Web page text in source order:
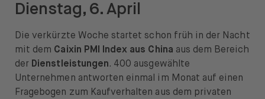
Dienstag, 6. April
Die verkürzte Woche startet schon früh in der Nacht
mit dem Caixin PMI Index aus China aus dem Bereich
der Dienstleistungen. 400 ausgewählte
Unternehmen antworten einmal im Monat auf einen
Fragebogen zum Kaufverhalten aus dem privaten